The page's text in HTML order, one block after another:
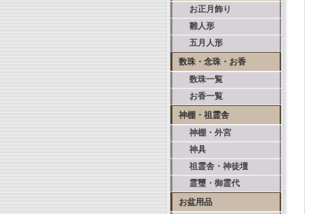
お正月飾り
雛人形
五月人形
数珠・念珠・お香
数珠一覧
お香一覧
神棚・祖霊舎
神棚・外宮
神具
祖霊舎・神徒壇
霊璽・御霊代
お盆用品